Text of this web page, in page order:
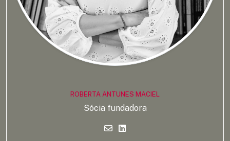
ROBERTA ANTUNES MACIEL
Sócia fundadora